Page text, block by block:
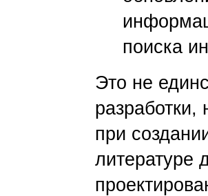
поиска
Это не
разработки,
при
литературе